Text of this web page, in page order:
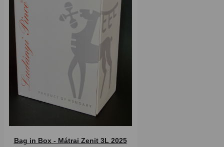
Bag in Box - Mátrai Zenit 3L 2025